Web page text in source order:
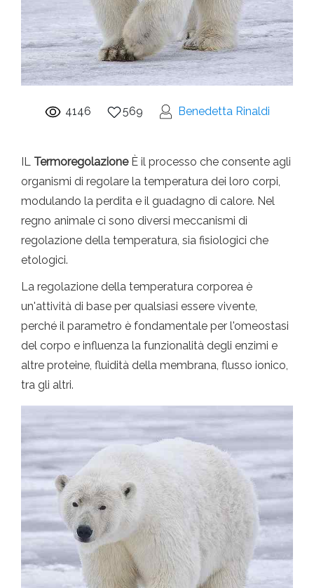
4146 569 Benedetta Rinaldi
IL TermoregolazioneÈ il processo che consente agli
organismi di regolare la temperatura dei loro corpi,
modulando la perdita e il guadagno di calore. Nel
regno animale ci sono diversi meccanismi di
regolazione della temperatura, sia fisiologici che
etologici.
La regolazione della temperatura corporea è
un'attività di base per qualsiasi essere vivente,
perché il parametro è fondamentale per l'omeostasi
del corpo e influenza la funzionalità degli enzimi e
altre proteine, fluidità della membrana, flusso ionico,
tra gli altri.